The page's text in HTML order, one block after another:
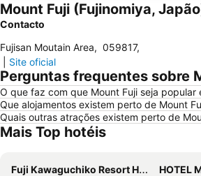
Mount Fuji (Fujinomiya,
Contacto
Fujisan Moutain Area, 059817,
Site oficial
Perguntas frequentes sobre
O que faz com que Mount Fuji seja popular
Que alojamentos existem perto de Mount
Quais outras atrações existem perto de
Mais Top hotéis
Fuji Kawaguchiko Resort Hotel
HOTEL